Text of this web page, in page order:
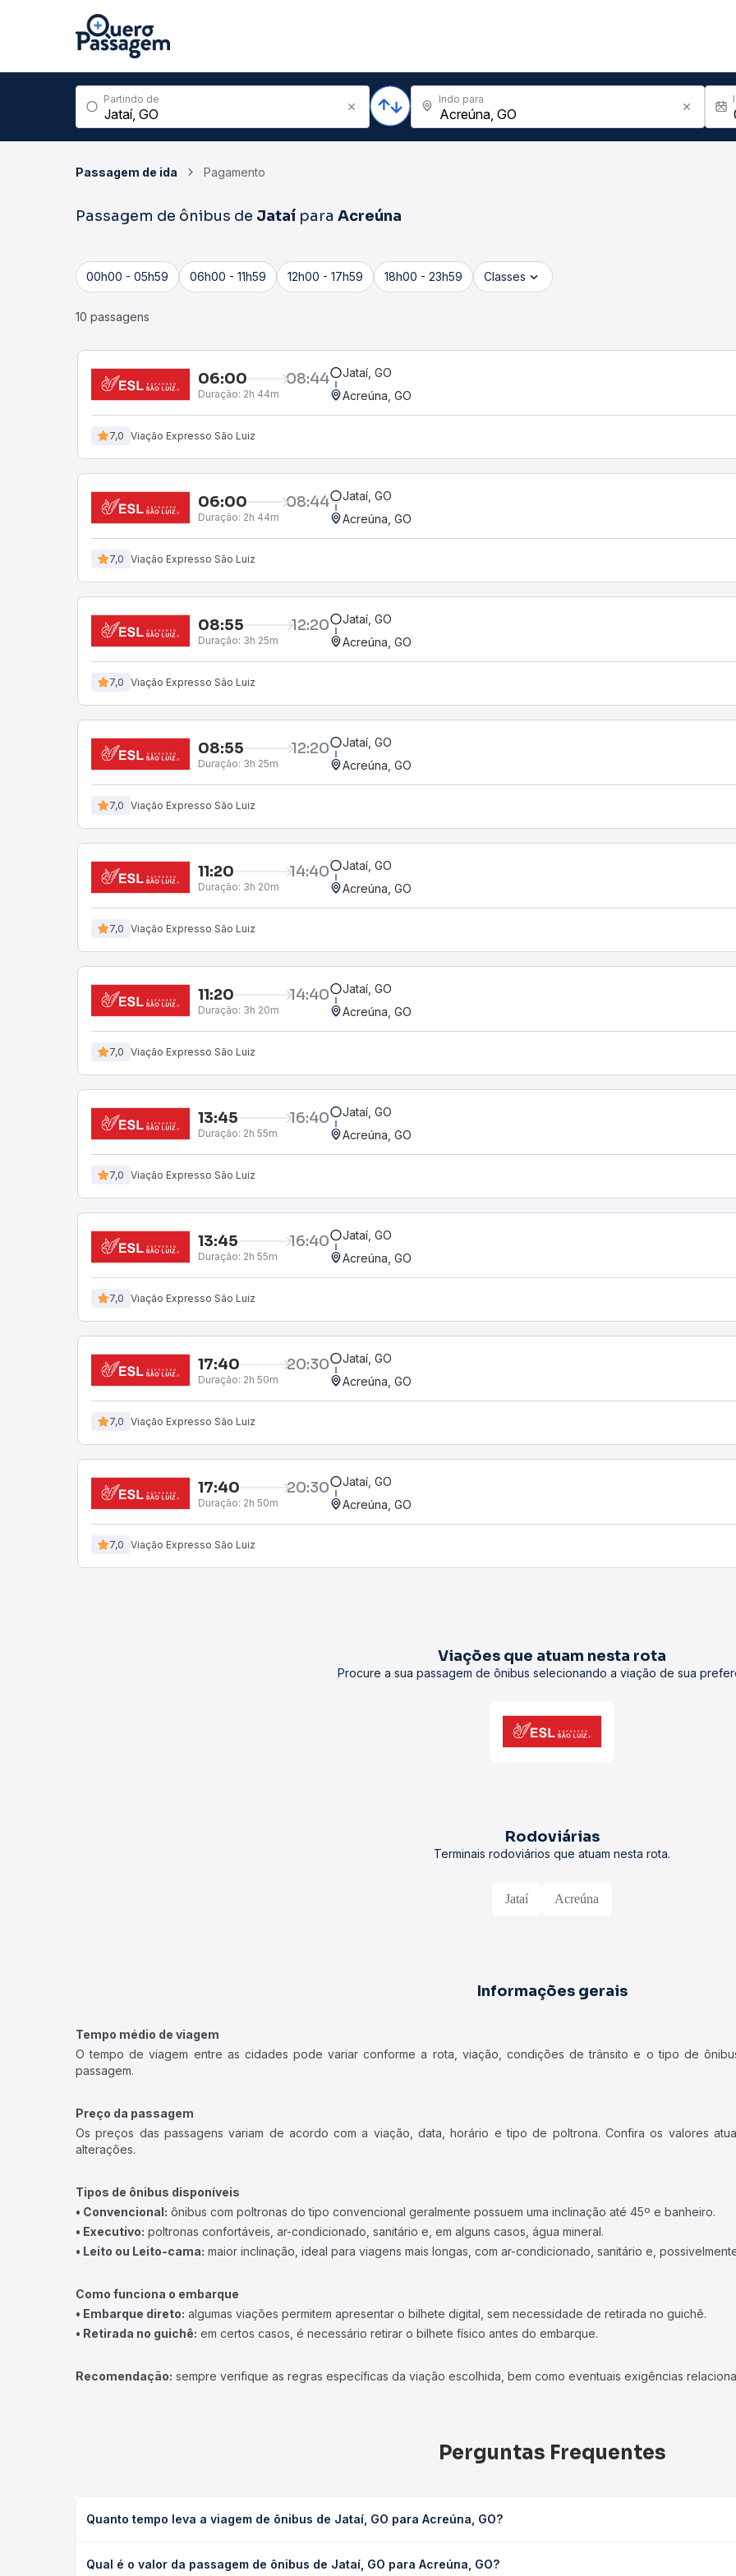
Partindo de Indo para
Passagem de ida Pagamento
Passagem de ônibus de Jataí para Acreúna
00h00 - 05h59 06h00 - 11h59 12h00 - 17h59 18h00 - 23h59 Classes
10 passagens
06:00 08:44
Duração: 2h 44m
Jataí, GO
Acreúna, GO
7,0 Viação Expresso São Luiz
06:00 08:44
Duração: 2h 44m
Jataí, GO
Acreúna, GO
7,0 Viação Expresso São Luiz
08:55 12:20
Duração: 3h 25m
Jataí, GO
Acreúna, GO
7,0 Viação Expresso São Luiz
08:55 12:20
Duração: 3h 25m
Jataí, GO
Acreúna, GO
7,0 Viação Expresso São Luiz
11:20 14:40
Duração: 3h 20m
Jataí, GO
Acreúna, GO
7,0 Viação Expresso São Luiz
11:20 14:40
Duração: 3h 20m
Jataí, GO
Acreúna, GO
7,0 Viação Expresso São Luiz
13:45 16:40
Duração: 2h 55m
Jataí, GO
Acreúna, GO
7,0 Viação Expresso São Luiz
13:45 16:40
Duração: 2h 55m
Jataí, GO
Acreúna, GO
7,0 Viação Expresso São Luiz
17:40 20:30
Duração: 2h 50m
Jataí, GO
Acreúna, GO
7,0 Viação Expresso São Luiz
17:40 20:30
Duração: 2h 50m
Jataí, GO
Acreúna, GO
7,0 Viação Expresso São Luiz
Viações que atuam nesta rota
Procure a sua passagem de ônibus selecionando a viação de sua
Rodoviárias
Terminais rodoviários que atuam nesta rota.
Jataí Acreúna
Informações gerais
Tempo médio de viagem
O tempo de viagem entre as cidades pode variar conforme a rota, viação, condições de trânsito e o tipo de
passagem.
Preço da passagem
Os preços das passagens variam de acordo com a viação, data, horário e tipo de poltrona. Confira os valores
alterações.
Tipos de ônibus disponíveis
• Convencional: ônibus com poltronas do tipo convencional geralmente possuem uma inclinação até 45º e banheiro.
• Executivo: poltronas confortáveis, ar-condicionado, sanitário e, em alguns casos, água mineral.
• Leito ou Leito-cama: maior inclinação, ideal para viagens mais longas, com ar-condicionado, sanitário e,
Como funciona o embarque
• Embarque direto: algumas viações permitem apresentar o bilhete digital, sem necessidade de retirada no guichê.
• Retirada no guichê: em certos casos, é necessário retirar o bilhete físico antes do embarque.
Recomendação: sempre verifique as regras específicas da viação escolhida, bem como eventuais exigências
Perguntas Frequentes
Quanto tempo leva a viagem de ônibus de Jataí, GO para Acreúna, GO?
condições de tráfego. Na Quero Passagem você consulta os horários disponíveis e vê a duração exata de cada opção
Qual é o valor da passagem de ônibus de Jataí, GO para Acreúna, GO?